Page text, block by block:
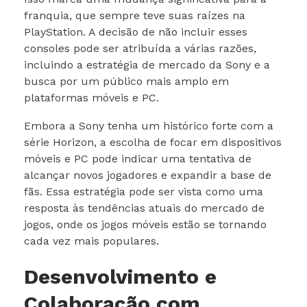
franquia, que sempre teve suas raízes na
PlayStation. A decisão de não incluir esses
consoles pode ser atribuída a várias razões,
incluindo a estratégia de mercado da Sony e a
busca por um público mais amplo em
plataformas móveis e PC.
Embora a Sony tenha um histórico forte com a
série Horizon, a escolha de focar em dispositivos
móveis e PC pode indicar uma tentativa de
alcançar novos jogadores e expandir a base de
fãs. Essa estratégia pode ser vista como uma
resposta às tendências atuais do mercado de
jogos, onde os jogos móveis estão se tornando
cada vez mais populares.
Desenvolvimento e